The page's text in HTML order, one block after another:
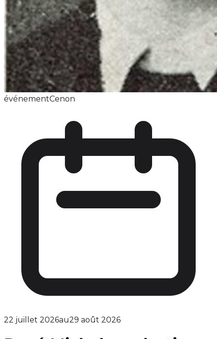
événementCenon
22 juillet 2026au29 août 2026